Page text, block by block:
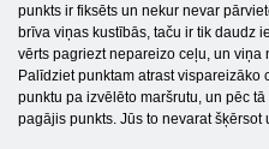
punkts ir fiksēts un nekur nevar
brīva viņas kustībās, taču ir tik daudz
vērts pagriezt nepareizo ceļu, un
Palīdziet punktam atrast vispareizāko
punktu pa izvēlēto maršrutu, un pēc
pagājis punkts. Jūs to nevarat